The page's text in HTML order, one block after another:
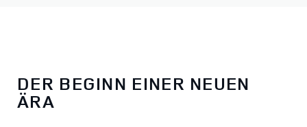
DER BEGINN EINER NEUEN
ÄRA